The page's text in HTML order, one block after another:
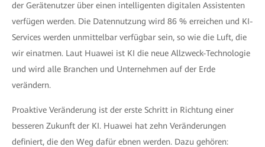
der Gerätenutzer über einen intelligenten digitalen Assistenten
verfügen werden. Die Datennutzung wird 86 % erreichen und KI-
Services werden unmittelbar verfügbar sein, so wie die Luft, die
wir einatmen. Laut Huawei ist KI die neue Allzweck-Technologie
und wird alle Branchen und Unternehmen auf der Erde
verändern.
Proaktive Veränderung ist der erste Schritt in Richtung einer
besseren Zukunft der KI. Huawei hat zehn Veränderungen
definiert, die den Weg dafür ebnen werden. Dazu gehören: